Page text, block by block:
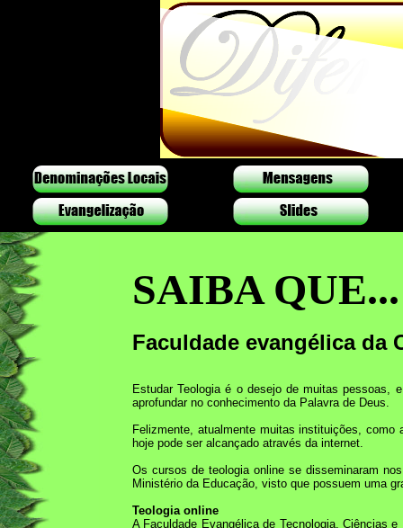
SAIBA QUE...
Faculdade evangélica da
Estudar Teologia é o desejo de muitas pessoas,
aprofundar no conhecimento da Palavra de Deus.
Felizmente, atualmente muitas instituições,
hoje pode ser alcançado através da internet.
Os cursos de teologia online se disseminaram
Ministério da Educação, visto que possuem uma
Teologia online
A Faculdade Evangélica de Tecnologia, Ciências